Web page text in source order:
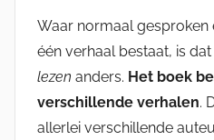
Waar normaal gesproken
één verhaal bestaat, is
lezen anders. Het boek
verschillende verhalen.
allerlei verschillende